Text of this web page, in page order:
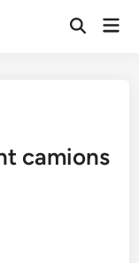
Open
camions